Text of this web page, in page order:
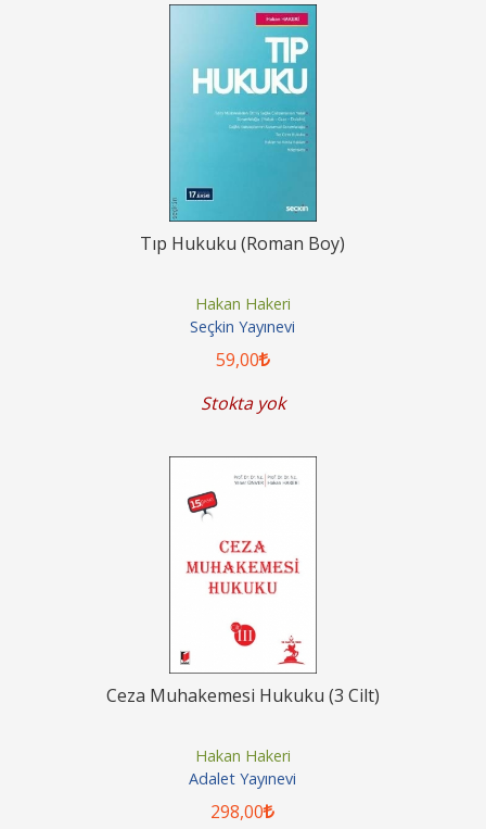
Tıp Hukuku (Roman Boy)
Hakan Hakeri
Seçkin Yayınevi
59,00
Stokta yok
Ceza Muhakemesi Hukuku (3 Cilt)
Hakan Hakeri
Adalet Yayınevi
298,00